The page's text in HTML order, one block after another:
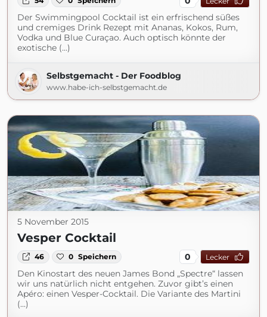
Der Swimmingpool Cocktail ist ein erfrischend süßes
und cremiges Drink Rezept mit Ananas, Kokos, Rum,
Vodka und Blue Curaçao. Auch optisch könnte der
exotische (...)
Selbstgemacht - Der Foodblog
www.habe-ich-selbstgemacht.de
5 November 2015
Vesper Cocktail
46 0 Speichern 0 Lecker
Den Kinostart des neuen James Bond „Spectre“ lassen
wir uns natürlich nicht entgehen. Zuvor gibt’s einen
Apéro: einen Vesper-Cocktail. Die Variante des Martini
(...)